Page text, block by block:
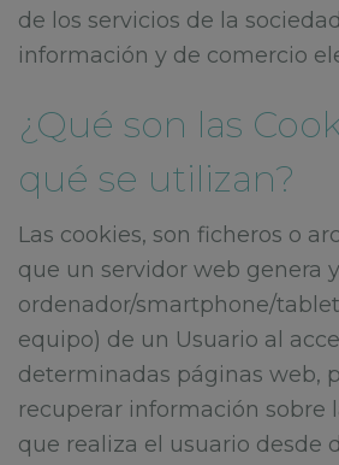
de los servicios de la
información y de comercio
¿Qué son las
qué se utilizan?
Las cookies, son ficheros o
que un servidor web genera
ordenador/smartphone/
equipo) de un Usuario al
determinadas páginas web,
recuperar información sobre
que realiza el usuario desde